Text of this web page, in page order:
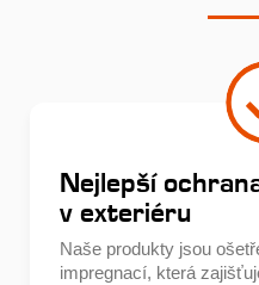
Nejlepší
v exteriéru
Naše produkty jsou
impregnací, která